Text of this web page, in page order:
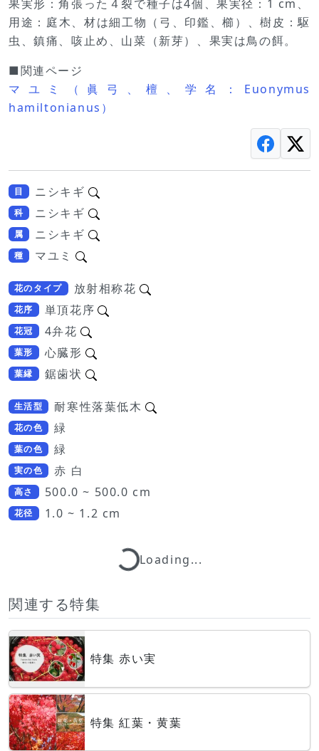
果実形：角張った４裂で種子は4個、果実径：1 cm、
用途：庭木、材は細工物（弓、印鑑、櫛）、樹皮：駆
虫、鎮痛、咳止め、山菜（新芽）、果実は鳥の餌。
■関連ページ
マユミ（眞弓、檀、学名：Euonymus
hamiltonianus）
目 ニシキギ
科 ニシキギ
属 ニシキギ
種 マユミ
花のタイプ 放射相称花
花序 単頂花序
花冠 4弁花
葉形 心臓形
葉縁 鋸歯状
生活型 耐寒性落葉低木
花の色 緑
葉の色 緑
実の色 赤 白
高さ 500.0 ~ 500.0 cm
花径 1.0 ~ 1.2 cm
Loading...Loading...
関連する特集
特集 赤い実
特集 紅葉・黄葉